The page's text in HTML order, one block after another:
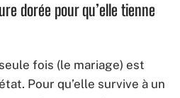
dorée pour qu’elle tienne
fois (le mariage) est
Pour qu’elle survive à un